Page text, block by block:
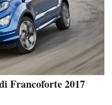
Francoforte 2017